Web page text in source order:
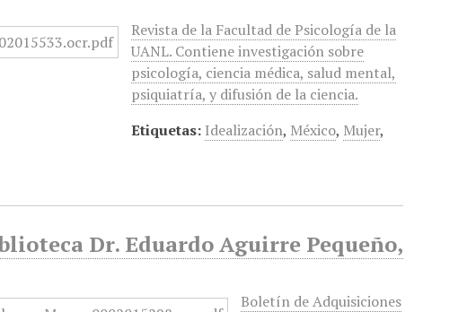
Revista de la Facultad de Psicología de la
UANL. Contiene investigación sobre
psicología, ciencia médica, salud mental,
psiquiatría, y difusión de la ciencia.
Etiquetas: Idealización, México, Mujer,
Dr. Eduardo Aguirre Pequeño,
Boletín de Adquisiciones